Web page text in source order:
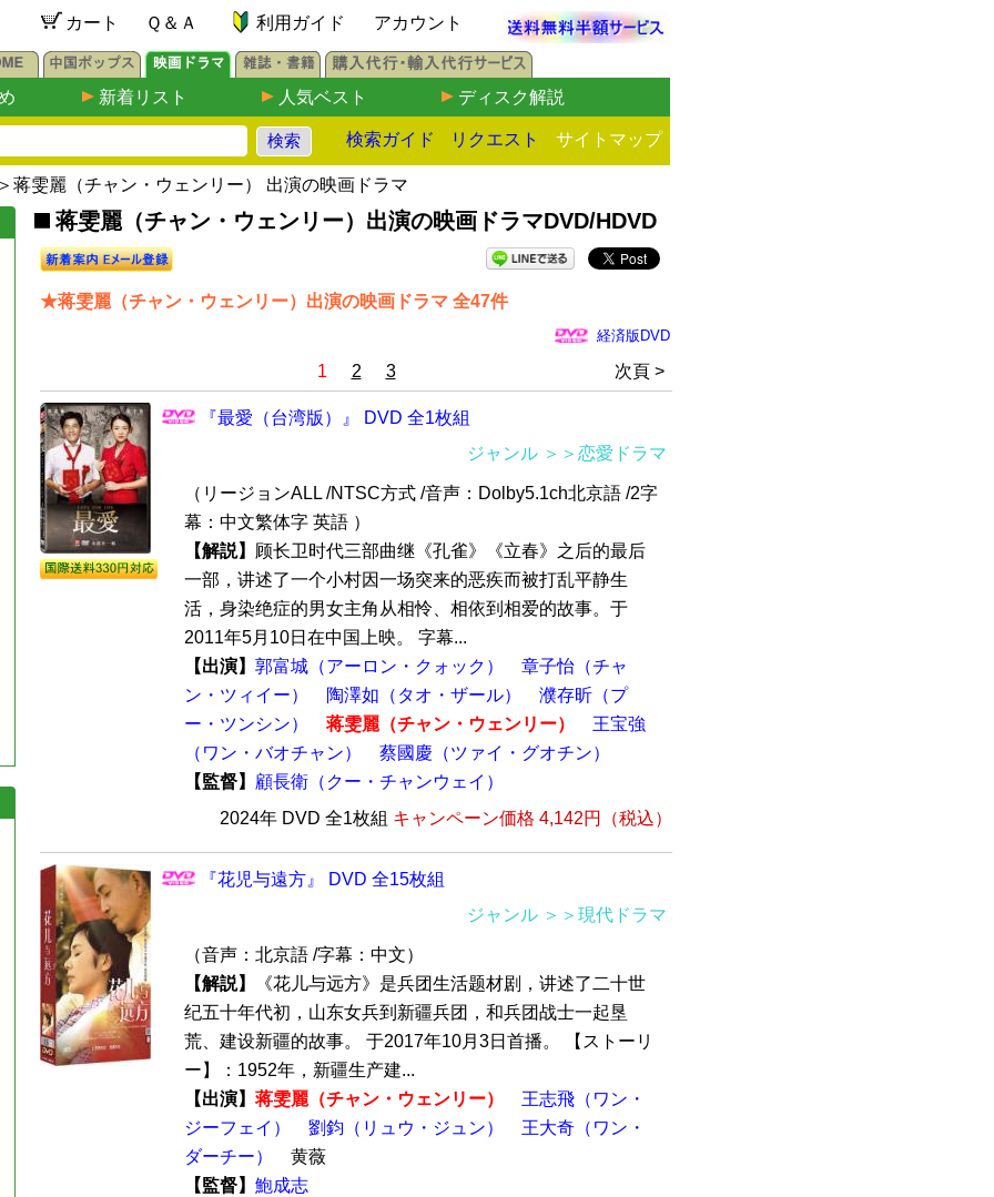
カート Ｑ＆Ａ 利用ガイド アカウント
新着リスト 人気ベスト ディスク解説
検索ガイド リクエスト サイトマップ
＞蒋雯麗（チャン・ウェンリー） 出演の映画ドラマ
蒋雯麗（チャン・ウェンリー）出演の映画ドラマDVD/HDVD
★蒋雯麗（チャン・ウェンリー）出演の映画ドラマ 全47件
経済版DVD
次頁 >
1 2 3
『最愛（台湾版）』 DVD 全1枚組
ジャンル ＞＞恋愛ドラマ
（リージョンALL /NTSC方式 /音声：Dolby5.1ch北京語 /2字
幕：中文繁体字 英語 ）
【解説】
顾长卫时代三部曲继《孔雀》《立春》之后的最后
一部，讲述了一个小村因一场突来的恶疾而被打乱平静生
活，身染绝症的男女主角从相怜、相依到相爱的故事。于
2011年5月10日在中国上映。 字幕...
【出演】 郭富城（アーロン・クォック）
章子怡（チャ
ン・ツィイー）
陶澤如（タオ・ザール）
濮存昕（プ
ー・ツンシン）
蒋雯麗（チャン・ウェンリー）
王宝強
（ワン・バオチャン）
蔡國慶（ツァイ・グオチン）
【監督】 顧長衛（クー・チャンウェイ）
2024年 DVD 全1枚組 キャンペーン価格 4,142円（税込）
『花児与遠方』 DVD 全15枚組
ジャンル ＞＞現代ドラマ
（音声：北京語 /字幕：中文）
【解説】
《花儿与远方》是兵团生活题材剧，讲述了二十世
纪五十年代初，山东女兵到新疆兵团，和兵团战士一起垦
荒、建设新疆的故事。 于2017年10月3日首播。 【ストーリ
ー】：1952年，新疆生产建...
【出演】 蒋雯麗（チャン・ウェンリー）
王志飛（ワン・
ジーフェイ）
劉鈞（リュウ・ジュン）
王大奇（ワン・
ダーチー）
黄薇
【監督】 鮑成志